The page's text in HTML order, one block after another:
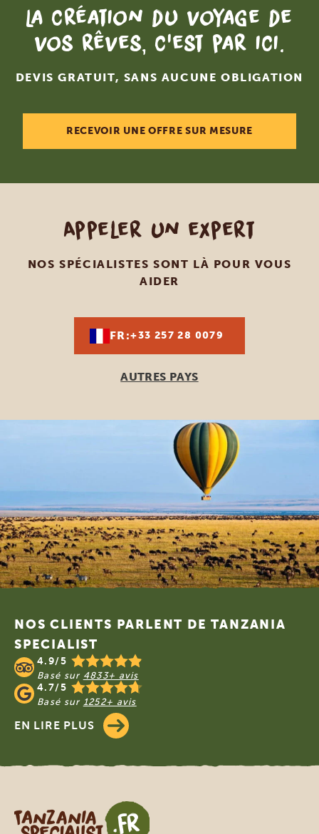
La création du voyage de
vos rêves, c'est par ici.
DEVIS GRATUIT, SANS AUCUNE OBLIGATION
RECEVOIR UNE OFFRE SUR MESURE
Appeler un expert
NOS SPÉCIALISTES SONT LÀ POUR VOUS
AIDER
FR:+33 257 28 0079
AUTRES PAYS
Footer
NOS CLIENTS PARLENT DE TANZANIA
SPECIALIST
4.9/5
Basé sur 4833+ avis
4.7/5
Basé sur 1252+ avis
EN LIRE PLUS
Tanzania Specialist